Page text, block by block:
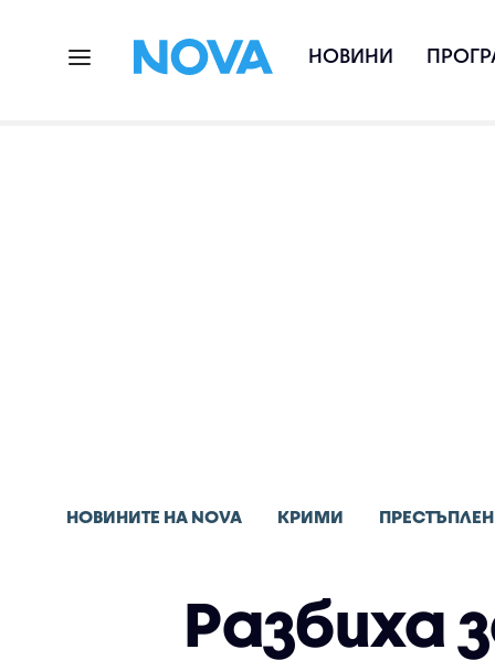
НОВИНИ
НОВИНИТЕ НА NOVA КРИМИ
Разбиха